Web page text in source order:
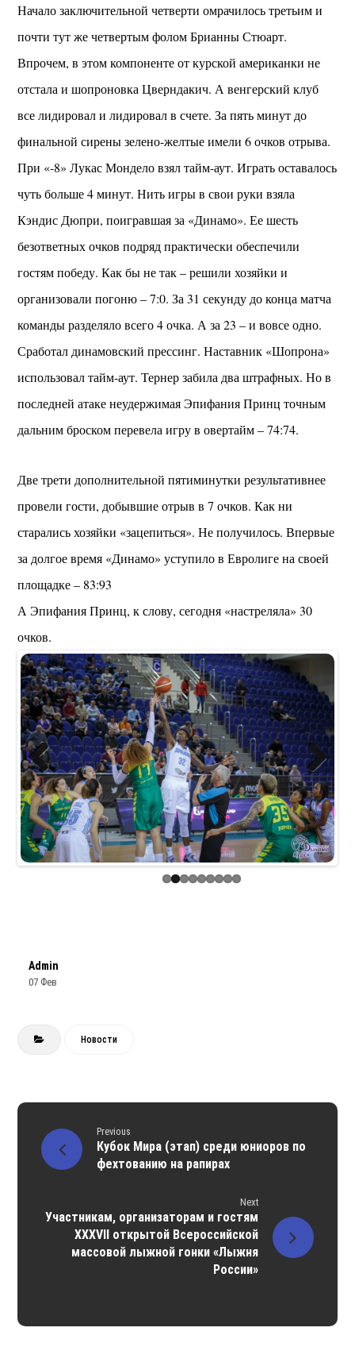
Начало заключительной четверти омрачилось третьим и
почти тут же четвертым фолом Брианны Стюарт.
Впрочем, в этом компоненте от курской американки не
отстала и шопроновка Цверндакич. А венгерский клуб
все лидировал и лидировал в счете. За пять минут до
финальной сирены зелено-желтые имели 6 очков отрыва.
При «-8» Лукас Мондело взял тайм-аут. Играть оставалось
чуть больше 4 минут. Нить игры в свои руки взяла
Кэндис Дюпри, поигравшая за «Динамо». Ее шесть
безответных очков подряд практически обеспечили
гостям победу. Как бы не так – решили хозяйки и
организовали погоню – 7:0. За 31 секунду до конца матча
команды разделяло всего 4 очка. А за 23 – и вовсе одно.
Сработал динамовский прессинг. Наставник «Шопрона»
использовал тайм-аут. Тернер забила два штрафных. Но в
последней атаке неудержимая Эпифания Принц точным
дальним броском перевела игру в овертайм – 74:74.
Две трети дополнительной пятиминутки результативнее
провели гости, добывшие отрыв в 7 очков. Как ни
старались хозяйки «зацепиться». Не получилось. Впервые
за долгое время «Динамо» уступило в Евролиге на своей
площадке – 83:93
А Эпифания Принц, к слову, сегодня «настреляла» 30
очков.
Previous Next
Admin
07 Фев
Новости
Previous
Кубок Мира (этап) среди юниоров по
фехтованию на рапирах
Next
Участникам, организаторам и гостям
XXXVII открытой Всероссийской
массовой лыжной гонки «Лыжня
России»